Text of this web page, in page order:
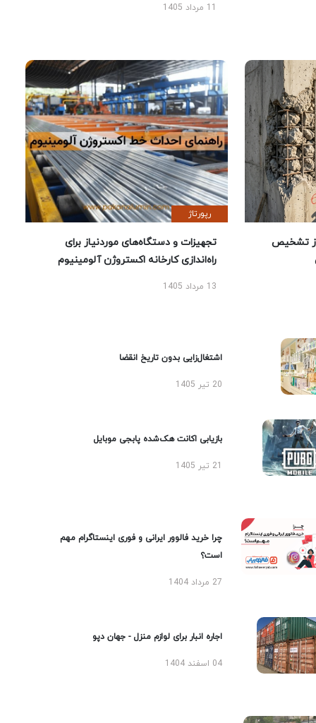
تشخیص
رپورتاژ
تجهیزات و دستگاه‌های موردنیاز برای
راه‌اندازی کارخانه اکستروژن آلومینیوم
13 مرداد 1405
اشتغال‌زایی بدون تاریخ انقضا
20 تیر 1405
بازیابی اکانت هک‌شده پابجی موبایل
چرا خرید فالوور ایرانی و فوری اینستاگرام مهم
است؟
27 مرداد 1404
اجاره انبار برای لوازم منزل - جهان دپو
04 اسفند 1404